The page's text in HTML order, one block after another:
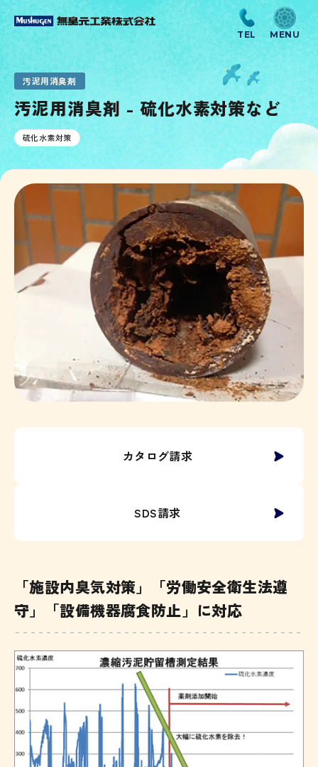
汚泥用消臭剤
汚泥用消臭剤 - 硫化水素対策など
硫化水素対策
カタログ請求
SDS請求
「施設内臭気対策」「労働安全衛生法遵
守」「設備機器腐食防止」に対応